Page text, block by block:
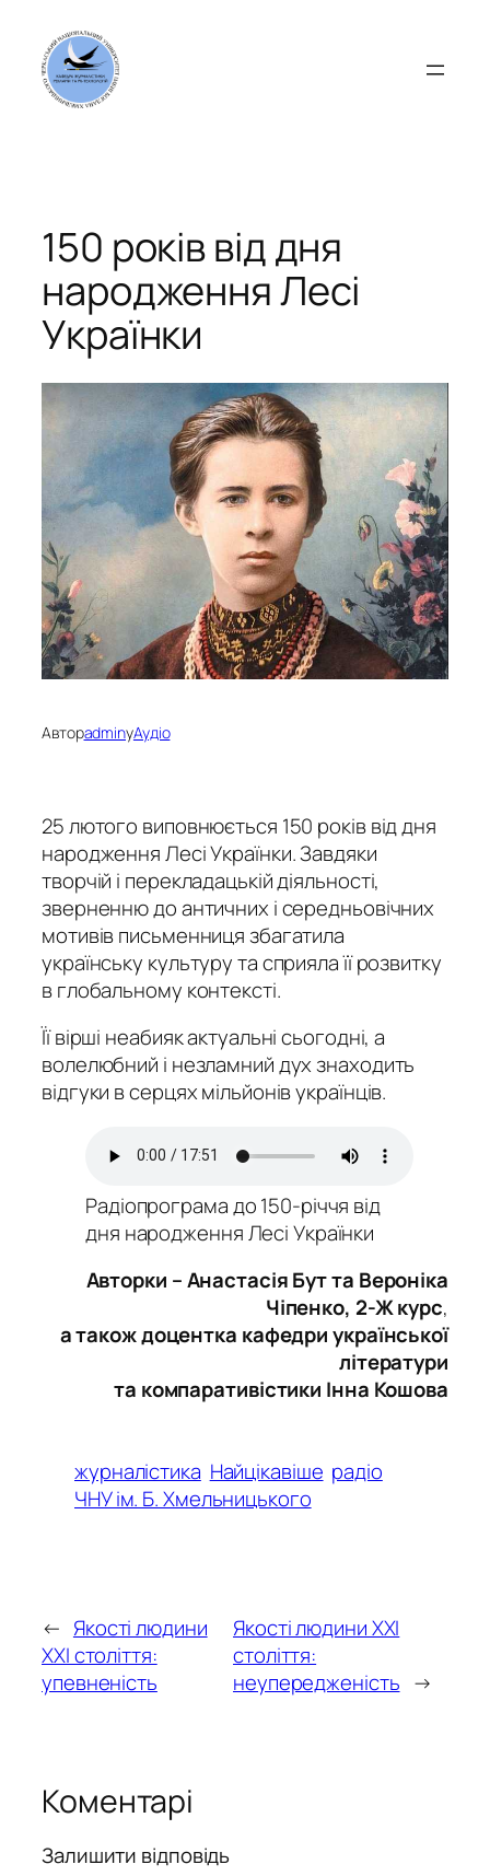
вмісту
150 років від дня
народження Лесі
Українки
АвторadminуАудіо
25 лютого виповнюється 150 років від дня
народження Лесі Українки.Завдяки
творчій і перекладацькій діяльності,
зверненню до античних і середньовічних
мотивів письменниця збагатила
українську культуру та сприяла її розвитку
в глобальному контексті.
Її вірші неабияк актуальні сьогодні, а
волелюбний і незламний дух знаходить
відгуки в серцях мільйонів українців.
Радіопрограма до 150-річчя від
дня народження Лесі Українки
Авторки – Анастасія Бут та Вероніка
Чіпенко, 2-Ж курс,
а також доцентка кафедри української
літератури
та компаративістики Інна Кошова
журналістика Найцікавіше радіо
ЧНУ ім. Б. Хмельницького
← Якості людини
XXI століття:
упевненість
Якості людини ХХІ
століття:
неупередженість →
Коментарі
Залишити відповідь